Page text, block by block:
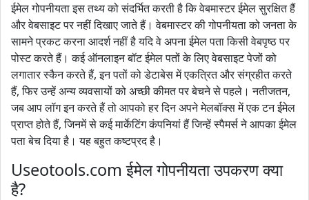
ईमेल गोपनीयता इस तथ्य को संदर्भित करती है कि वेबमास्टर ईमेल सुरक्षित हैं
और वेबसाइट पर नहीं दिखाए जाते हैं। वेबमास्टर की गोपनीयता को जनता के
सामने प्रकट करना आदर्श नहीं है यदि वे अपना ईमेल पता किसी वेबपृष्ठ पर
पोस्ट करते हैं। कई ऑनलाइन बॉट ईमेल पतों के लिए वेबसाइट पेजों को
लगातार स्कैन करते हैं, इन पतों को डेटाबेस में एकत्रित और संग्रहीत करते
हैं, फिर उन्हें अन्य व्यवसायों को अच्छी कीमत पर बेचने से पहले। नतीजतन,
जब आप लॉग इन करते हैं तो आपको हर दिन अपने मेलबॉक्स में एक टन ईमेल
प्राप्त होते हैं, जिनमें से कई मार्केटिंग कंपनियां हैं जिन्हें स्पैमर्स ने आपका ईमेल
पता बेच दिया है। यह बहुत कष्टप्रद है।
Useotools.com ईमेल गोपनीयता उपकरण क्या
है?